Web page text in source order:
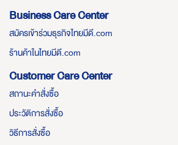
Business Care Center
สมัครเข้าร่วมธุรกิจไทยมีดี.com
ร้านค้าในไทยมีดี.com
Customer Care Center
สถานะคำสั่งซื้อ
ประวัติการสั่งซื้อ
วิธีการสั่งซื้อ